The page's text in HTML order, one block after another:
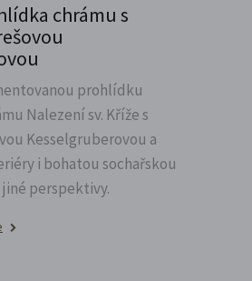
chrámu s
prohlídku
Nalezení sv. Kříže s
Kesselgruberovou a
i bohatou sochařskou
perspektivy.